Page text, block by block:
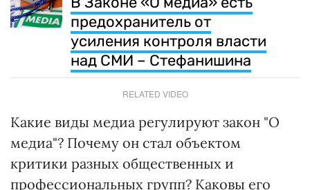
предохранитель от
усиления контроля власти
над СМИ – Стефанишина
RELATED VIDEO
Какие виды медиа регулируют закон "О
медиа"? Почему он стал объектом
критики разных общественных и
профессиональных групп? Каковы его